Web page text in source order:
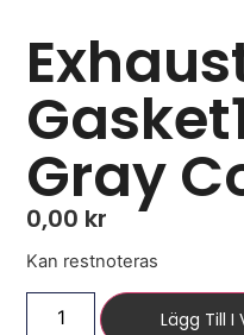
Gray
0,00 kr
Kan restnoteras
Lägg Till I